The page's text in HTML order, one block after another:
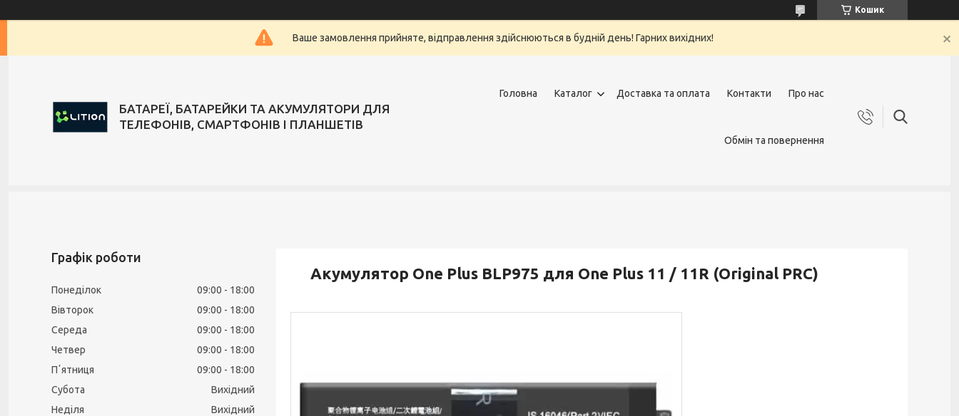
Кошик
Ваше замовлення прийняте, відправлення здійснюються в будній день! Гарних вихідних!
БАТАРЕЇ, БАТАРЕЙКИ ТА АКУМУЛЯТОРИ ДЛЯ
ТЕЛЕФОНІВ, СМАРТФОНІВ І ПЛАНШЕТІВ
Головна Каталог Доставка та оплата Контакти Про нас
Обмін та повернення
Акумулятор One Plus BLP975 для One Plus 11 / 11R (Original PRC)
Графік роботи
Понеділок 09:00
18:00
Вівторок
09:00
18:00
Середа
09:00
18:00
Четвер
09:00
18:00
Пʼятниця
09:00
18:00
Субота
Вихідний
Неділя
Вихідний